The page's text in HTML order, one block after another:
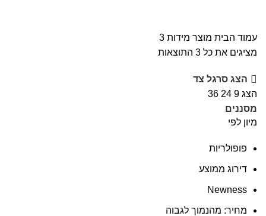
עמוד הבית מוצר מידות 3
מציגים את כל ⁦3⁩ התוצאות
הצג סרגל צד
הצג 9
24
36
מסננים
מיון לפי
פופולריות
דירוג ממוצע
Newness
מחיר: מהנמוך לגבוה